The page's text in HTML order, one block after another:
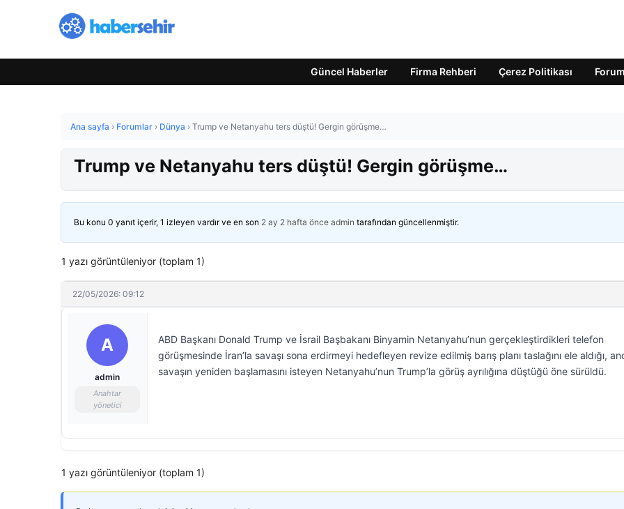
Güncel Haberler Firma Rehberi Çerez Politikası Forum
Ana sayfa › Forumlar › Dünya › Trump ve Netanyahu ters düştü! Gergin görüşme…
Trump ve Netanyahu ters düştü! Gergin görüşme…
Bu konu 0 yanıt içerir, 1 izleyen vardır ve en son 2 ay 2 hafta önce admin tarafından güncellenmiştir.
1 yazı görüntüleniyor (toplam 1)
22/05/2026: 09:12
A
admin
Anahtar
yönetici
ABD Başkanı Donald Trump ve İsrail Başbakanı Binyamin Netanyahu’nun gerçekleştirdikleri telefon
görüşmesinde İran’la savaşı sona erdirmeyi hedefleyen revize edilmiş barış planı taslağını ele aldığı,
savaşın yeniden başlamasını isteyen Netanyahu’nun Trump’la görüş ayrılığına düştüğü öne sürüldü.
1 yazı görüntüleniyor (toplam 1)